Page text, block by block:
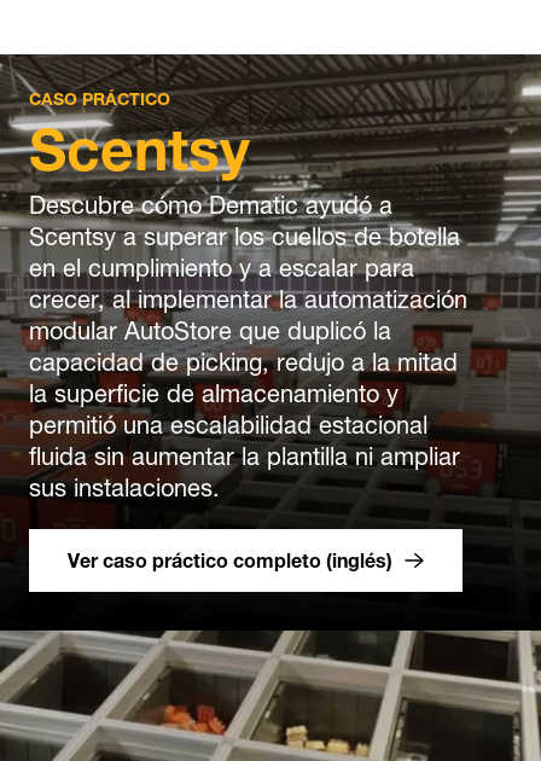
CASO PRÁCTICO
Scentsy
Descubre cómo Dematic ayudó a
Scentsy a superar los cuellos de botella
en el cumplimiento y a escalar para
crecer, al implementar la automatización
modular AutoStore que duplicó la
capacidad de picking, redujo a la mitad
la superficie de almacenamiento y
permitió una escalabilidad estacional
fluida sin aumentar la plantilla ni ampliar
sus instalaciones.
Ver caso práctico completo (inglés)